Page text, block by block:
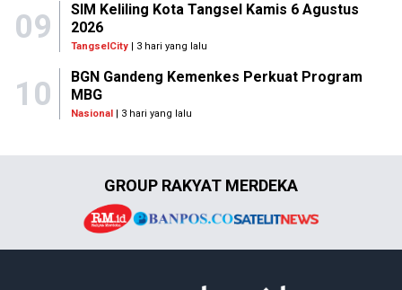
09
SIM Keliling Kota Tangsel Kamis 6 Agustus
2026
TangselCity| 3 hari yang lalu
10
BGN Gandeng Kemenkes Perkuat Program
MBG
Nasional| 3 hari yang lalu
GROUP RAKYAT MERDEKA